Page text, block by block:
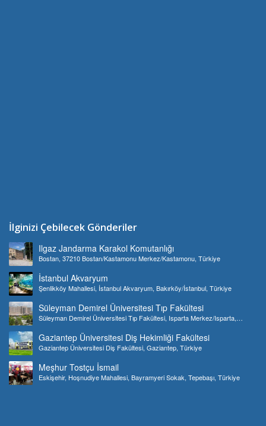
İlginizi Çebilecek Gönderiler
Ilgaz Jandarma Karakol Komutanlığı
Bostan, 37210 Bostan/Kastamonu Merkez/Kastamonu, Türkiye
İstanbul Akvaryum
Şenlikköy Mahallesi, İstanbul Akvaryum, Bakırköy/İstanbul, Türkiye
Süleyman Demirel Üniversitesi Tıp Fakültesi
Süleyman Demirel Üniversitesi Tıp Fakültesi, Isparta Merkez/Isparta,
Gaziantep Üniversitesi Diş Hekimliği Fakültesi
Gaziantep Üniversitesi Diş Fakültesi, Gaziantep, Türkiye
Meşhur Tostçu İsmail
Eskişehir, Hoşnudiye Mahallesi, Bayramyeri Sokak, Tepebaşı, Türkiye